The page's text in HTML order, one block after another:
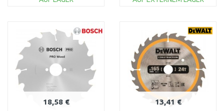
Vergleichen Vergleichen
18,58 € 13,41 €